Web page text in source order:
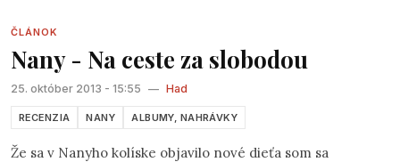
strastiach života. Občas sa však stane, že sa otvorí aj téma,
veci povedať priamo.
ČLÁNOK
Nany - Na ceste za slobodou
25. október 2013 - 15:55 — Had
RECENZIA NANY ALBUMY, NAHRÁVKY
Že sa v Nanyho kolíske objavilo nové dieťa som sa